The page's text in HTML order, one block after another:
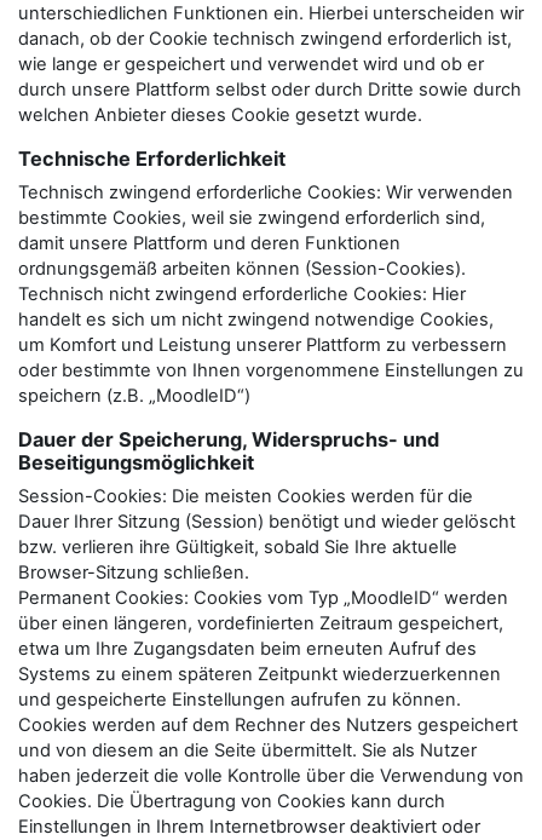
unterschiedlichen Funktionen ein. Hierbei unterscheiden wir
danach, ob der Cookie technisch zwingend erforderlich ist,
wie lange er gespeichert und verwendet wird und ob er
durch unsere Plattform selbst oder durch Dritte sowie durch
welchen Anbieter dieses Cookie gesetzt wurde.
Technische Erforderlichkeit
Technisch zwingend erforderliche Cookies: Wir verwenden
bestimmte Cookies, weil sie zwingend erforderlich sind,
damit unsere Plattform und deren Funktionen
ordnungsgemäß arbeiten können (Session-Cookies).
Technisch nicht zwingend erforderliche Cookies: Hier
handelt es sich um nicht zwingend notwendige Cookies,
um Komfort und Leistung unserer Plattform zu verbessern
oder bestimmte von Ihnen vorgenommene Einstellungen zu
speichern (z.B. „MoodleID“)
Dauer der Speicherung, Widerspruchs- und
Beseitigungsmöglichkeit
Session-Cookies: Die meisten Cookies werden für die
Dauer Ihrer Sitzung (Session) benötigt und wieder gelöscht
bzw. verlieren ihre Gültigkeit, sobald Sie Ihre aktuelle
Browser-Sitzung schließen.
Permanent Cookies: Cookies vom Typ „MoodleID“ werden
über einen längeren, vordefinierten Zeitraum gespeichert,
etwa um Ihre Zugangsdaten beim erneuten Aufruf des
Systems zu einem späteren Zeitpunkt wiederzuerkennen
und gespeicherte Einstellungen aufrufen zu können.
Cookies werden auf dem Rechner des Nutzers gespeichert
und von diesem an die Seite übermittelt. Sie als Nutzer
haben jederzeit die volle Kontrolle über die Verwendung von
Cookies. Die Übertragung von Cookies kann durch
Einstellungen in Ihrem Internetbrowser deaktiviert oder